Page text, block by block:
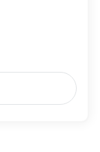
la page
sur la page